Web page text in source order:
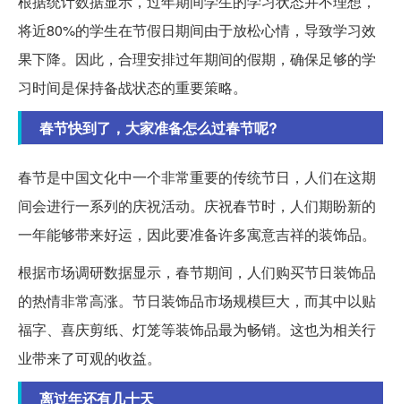
将近80%的学生在节假日期间由于放松心情，导致学习效
果下降。因此，合理安排过年期间的假期，确保足够的学
习时间是保持备战状态的重要策略。
春节快到了，大家准备怎么过春节呢?
春节是中国文化中一个非常重要的传统节日，人们在这期
间会进行一系列的庆祝活动。庆祝春节时，人们期盼新的
一年能够带来好运，因此要准备许多寓意吉祥的装饰品。
根据市场调研数据显示，春节期间，人们购买节日装饰品
的热情非常高涨。节日装饰品市场规模巨大，而其中以贴
福字、喜庆剪纸、灯笼等装饰品最为畅销。这也为相关行
业带来了可观的收益。
离过年还有几十天